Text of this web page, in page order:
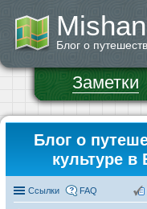
Блог о
Заметки
Блог о
культуре в
Ссылки FAQ